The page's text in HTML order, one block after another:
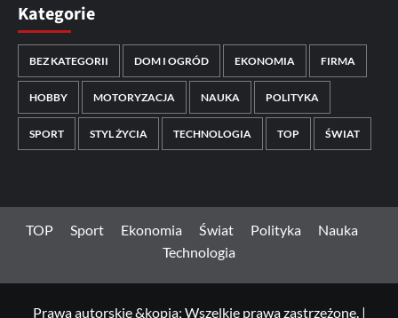
Kategorie
BEZ KATEGORII DOM I OGRÓD EKONOMIA FIRMA
HOBBY MOTORYZACJA NAUKA POLITYKA
SPORT STYL ŻYCIA TECHNOLOGIA TOP ŚWIAT
TOP Sport Ekonomia Świat Polityka
Nauka
Technologia
Prawa autorskie &kopia; Wszelkie prawa zastrzeżone. |